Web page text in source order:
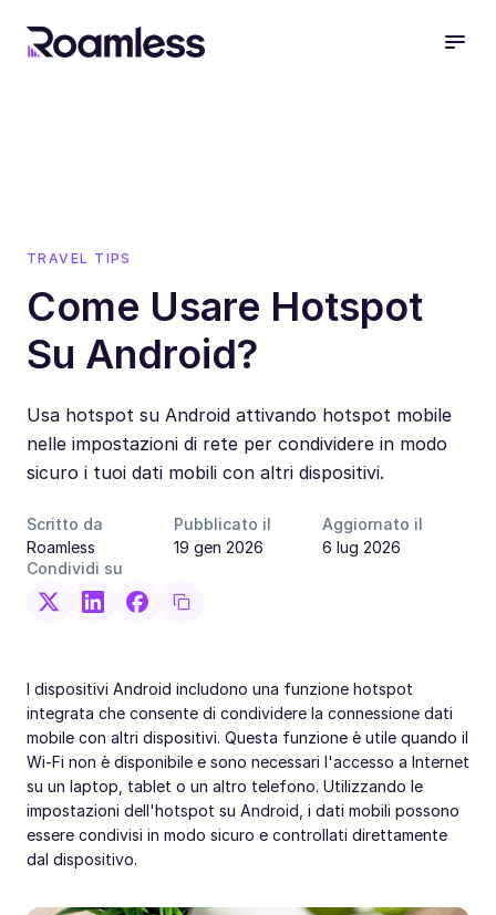
TRAVEL TIPS
Come Usare Hotspot
Su Android?
Usa hotspot su Android attivando hotspot mobile
nelle impostazioni di rete per condividere in modo
sicuro i tuoi dati mobili con altri dispositivi.
Scritto da
Roamless
Pubblicato il
19 gen 2026
Aggiornato il
6 lug 2026
Condividi su
I dispositivi Android includono una funzione hotspot
integrata che consente di condividere la connessione dati
mobile con altri dispositivi. Questa funzione è utile quando il
Wi-Fi non è disponibile e sono necessari l'accesso a Internet
su un laptop, tablet o un altro telefono. Utilizzando le
impostazioni dell'hotspot su Android, i dati mobili possono
essere condivisi in modo sicuro e controllati direttamente
dal dispositivo.